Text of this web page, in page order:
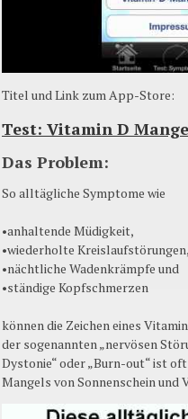
Titel und Link zumApp-Store:
Test: Vitamin D
Das Problem:
So alltägliche Symptome wie
•anhaltende Müdigkeit,
•wiederholte Kreislaufstörungen,
•nächtliche Wadenkrämpfe und
•ständige Kopfschmerzen
können die Zeicheneines
der sogenannten „nervösen
Dystonie“ oder „Burn-out“istoft
Mangels von Sonnenschein und